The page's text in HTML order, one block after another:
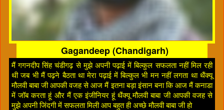
Gagandeep (Chandigarh)
मैं गगनदीप सिंह चंडीगढ़ से मुझे अपनी पढ़ाई में बिल्कुल सफलता नहीं मिल रही
थी जब भी मैं पढ़ने बैठता था मेरा पढ़ाई में बिल्कुल भी मन नहीं लगता था थैंक्यू
मौलवी बाबा जी आपकी वजह से आज मैं इतना बड़ा इंसान बना कि आज मैं कनाडा
में जॉब करता हूं और मैं एक इंजीनियर हूं थैंक्यू मौलवी बाबा जी आपकी वजह से
मुझे अपनी जिंदगी में सफलता मिली आप बहुत ही अच्छे मौलवी बाबा जी हो